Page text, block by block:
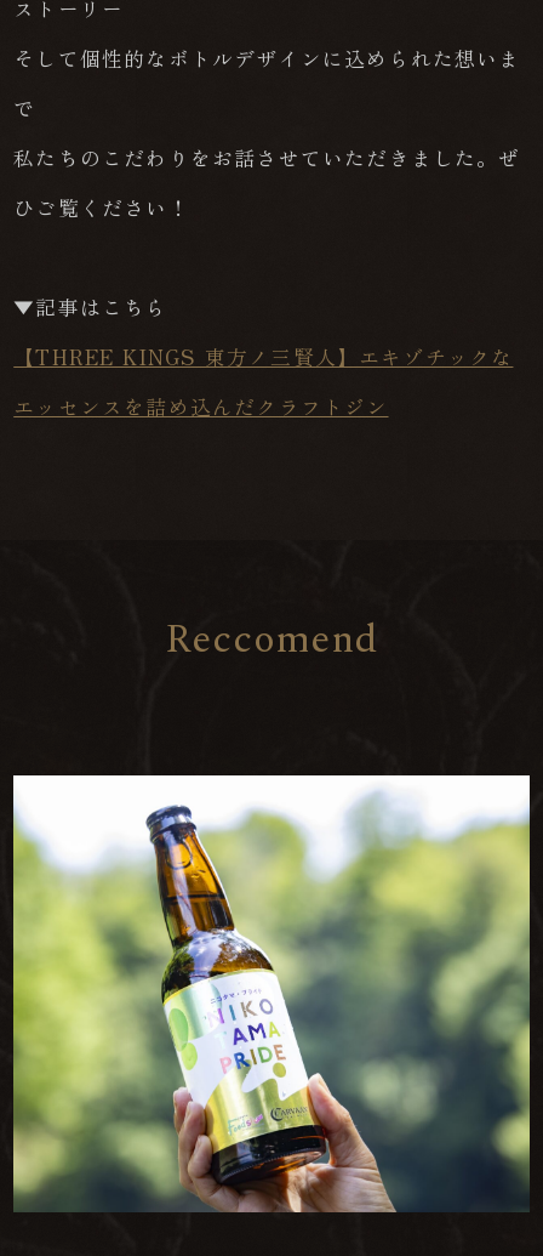
ストーリー
そして個性的なボトルデザインに込められた想いま
で
私たちのこだわりをお話させていただきました。ぜ
ひご覧ください！
▼記事はこちら
【THREE KINGS 東方ノ三賢人】エキゾチックな
エッセンスを詰め込んだクラフトジン
Reccomend